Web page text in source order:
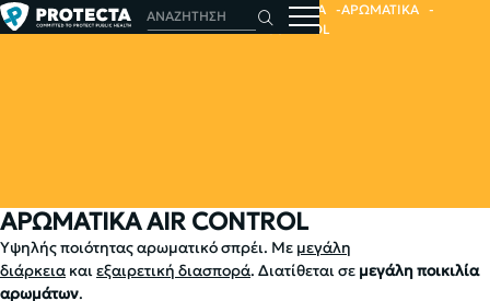
ΑΡΧΙΚΗ ΑΠΟΛΥΜΑΝΤΙΚΑ - ΑΠΟΣΜΗΤΙΚΑ
ΑΡΩΜΑΤΙΚΑ
ΑΡΩΜΑΤΙΚΑ AIR CONTROL
ΑΡΩΜΑΤΙΚΑ AIR CONTROL
Yψηλής ποιότητας αρωματικό σπρέι. Με μεγάλη
διάρκεια καιεξαιρετική διασπορά. Διατίθεται σε μεγάλη ποικιλία
αρωμάτων.